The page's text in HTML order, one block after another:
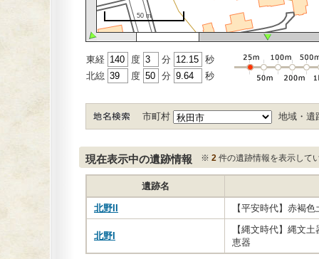
50 m
東経 度 分
秒
北緿
度 分 秒
市町村 地域・遺
現在表示中の遺跡情報 ※ 2 件の遺跡情報を表示して
遺跡名
北野II 【平安時代】赤褐色
北野I
【縄文時代】縄文
恵器